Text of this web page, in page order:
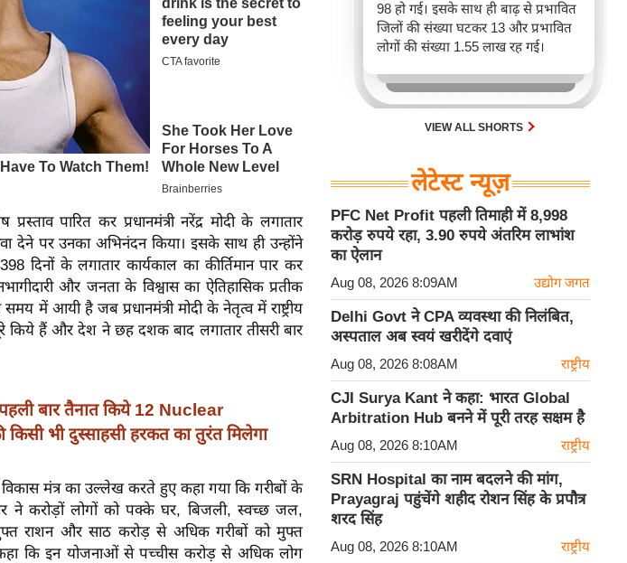
पारित कर प्रधानमंत्री नरेंद्र मोदी के लगातार
देने पर उनका अभिनंदन किया। इसके साथ ही उन्होंने
दिनों के लगातार कार्यकाल का कीर्तिमान पार कर
और जनता के विश्वास का ऐतिहासिक प्रतीक
में आयी है जब प्रधानमंत्री मोदी के नेतृत्व में राष्ट्रीय
किये हैं और देश ने छह दशक बाद लगातार तीसरी बार
बार तैनात किये 12 Nuclear
भी दुस्साहसी हरकत का तुरंत मिलेगा
विकास मंत्र का उल्लेख करते हुए कहा गया कि गरीबों के
ने करोड़ों लोगों को पक्के घर, बिजली, स्वच्छ जल,
राशन और साठ करोड़ से अधिक गरीबों को मुफ्त
कहा कि इन योजनाओं से पच्चीस करोड़ से अधिक लोग
98 हो गई। इसके साथ ही बाढ़ से प्रभावित
जिलों की संख्या घटकर 13 और प्रभावित
लोगों की संख्या 1.55 लाख रह गई।
VIEW ALL SHORTS
लेटेस्ट न्यूज़
PFC Net Profit पहली तिमाही में 8,998
करोड़ रुपये रहा, 3.90 रुपये अंतरिम लाभांश
का ऐलान
Aug 08, 2026 8:09AM उद्योग जगत
Delhi Govt ने CPA व्यवस्था की निलंबित,
अस्पताल अब स्वयं खरीदेंगे दवाएं
Aug 08, 2026 8:08AM राष्ट्रीय
CJI Surya Kant ने कहा: भारत Global
Arbitration Hub बनने में पूरी तरह सक्षम है
Aug 08, 2026 8:10AM राष्ट्रीय
SRN Hospital का नाम बदलने की मांग,
Prayagraj पहुंचेंगे शहीद रोशन सिंह के प्रपौत्र
शरद सिंह
Aug 08, 2026 8:10AM राष्ट्रीय